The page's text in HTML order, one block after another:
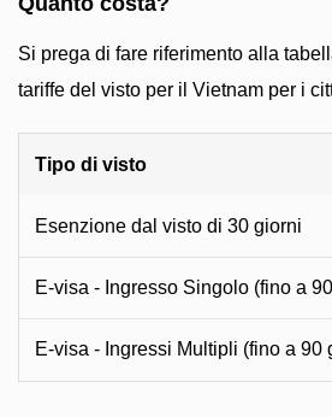
Si prega di fare riferimento alla
tariffe del visto per il Vietnam per i
Tipo di visto
Esenzione dal visto di 30 giorni
E-visa - Ingresso Singolo (fino a
E-visa - Ingressi Multipli (fino a 90